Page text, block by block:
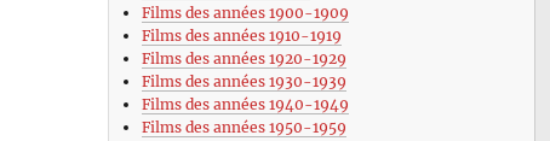
Films des années 1900-1909
Films des années 1910-1919
Films des années 1920-1929
Films des années 1930-1939
Films des années 1940-1949
Films des années 1950-1959